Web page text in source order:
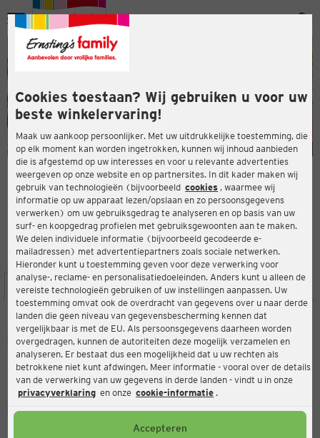
Cookies toestaan? Wij gebruiken u voor uw
beste winkelervaring!
Maak uw aankoop persoonlijker. Met uw uitdrukkelijke toestemming, die
op elk moment kan worden ingetrokken, kunnen wij inhoud aanbieden
die is afgestemd op uw interesses en voor u relevante advertenties
weergeven op onze website en op partnersites. In dit kader maken wij
gebruik van technologieën (bijvoorbeeld cookies , waarmee wij
informatie op uw apparaat lezen/opslaan en zo persoonsgegevens
verwerken) om uw gebruiksgedrag te analyseren en op basis van uw
surf- en koopgedrag profielen met gebruiksgewoonten aan te maken.
We delen individuele informatie (bijvoorbeeld gecodeerde e-
mailadressen) met advertentiepartners zoals sociale netwerken.
Hieronder kunt u toestemming geven voor deze verwerking voor
analyse-, reclame- en personalisatiedoeleinden. Anders kunt u alleen de
vereiste technologieën gebruiken of uw instellingen aanpassen. Uw
toestemming omvat ook de overdracht van gegevens over u naar derde
landen die geen niveau van gegevensbescherming kennen dat
vergelijkbaar is met de EU. Als persoonsgegevens daarheen worden
overgedragen, kunnen de autoriteiten deze mogelijk verzamelen en
analyseren. Er bestaat dus een mogelijkheid dat u uw rechten als
betrokkene niet kunt afdwingen. Meer informatie - vooral over de details
van de verwerking van uw gegevens in derde landen - vindt u in onze
privacyverklaring en onze cookie-informatie .
Accepteren
Menu
ERNSTING'S FAMILY-WINKEL
Rathausstr. 24
33397 Rietberg
4,5
Beoordeling:
LOCATIE SERVICES ASSORTIMENT ACTIES
Ernsting's family
Rathausstr. 24, 33397 Rietberg
Open
Openingstijden vandaag: